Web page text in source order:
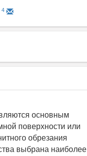
4
основным
поверхности или
обрезания
выбрана наиболее